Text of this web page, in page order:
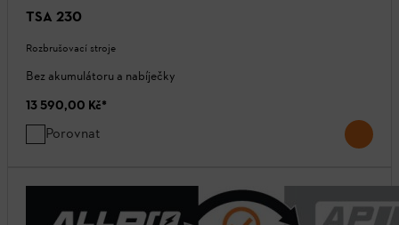
TSA 230
Rozbrušovací stroje
Bez akumulátoru a nabíječky
13 590,00 Kč*
Porovnat